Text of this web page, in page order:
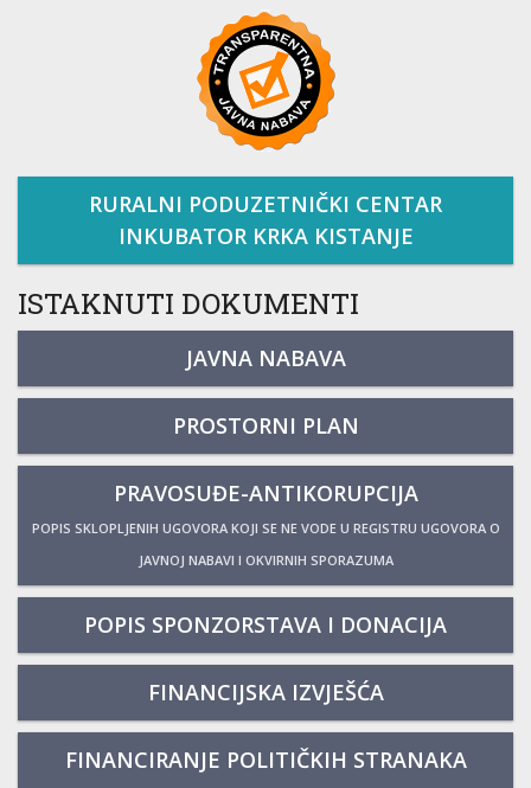
RURALNI PODUZETNIČKI CENTAR
INKUBATOR KRKA KISTANJE
ISTAKNUTI DOKUMENTI
JAVNA NABAVA
PROSTORNI PLAN
PRAVOSUĐE-ANTIKORUPCIJA
POPIS SKLOPLJENIH UGOVORA KOJI SE NE VODE U REGISTRU UGOVORA O
JAVNOJ NABAVI I OKVIRNIH SPORAZUMA
POPIS SPONZORSTAVA I DONACIJA
FINANCIJSKA IZVJEŠĆA
FINANCIRANJE POLITIČKIH STRANAKA